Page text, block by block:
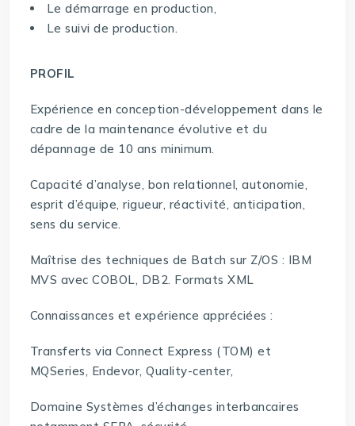
Le démarrage en production,
Le suivi de production.
PROFIL
Expérience en conception-développement dans le
cadre de la maintenance évolutive et du
dépannage de 10 ans minimum.
Capacité d’analyse, bon relationnel, autonomie,
esprit d’équipe, rigueur, réactivité, anticipation,
sens du service.
Maîtrise des techniques de Batch sur Z/OS : IBM
MVS avec COBOL, DB2. Formats XML
Connaissances et expérience appréciées :
Transferts via Connect Express (TOM) et
MQSeries, Endevor, Quality-center,
Domaine Systèmes d’échanges interbancaires